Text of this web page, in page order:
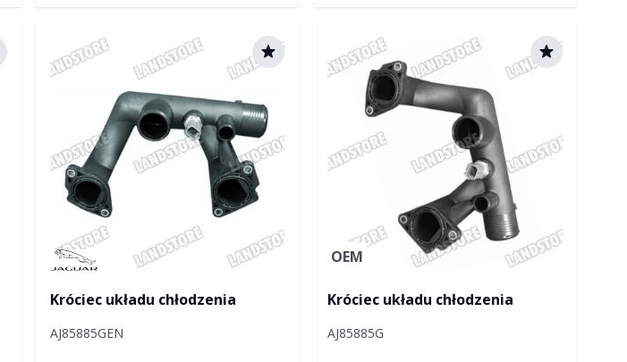
Manufactured by Jaguar
Króciec układu chłodzenia
AJ85885GEN
OEM
Króciec układu chłodzenia
AJ85885G